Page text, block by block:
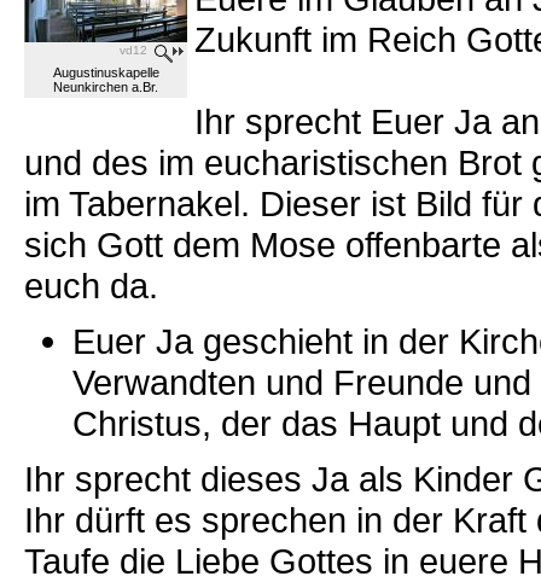
vd12
Augustinuskapelle
Neunkirchen a.Br.
Zukunft im Reich
Ihr sprecht Euer Ja
und des im eucharistischen
im Tabernakel. Dieser ist Bild
sich Gott dem Mose offenbarte
euch da.
Euer Ja geschieht in der
Verwandten und Freunde
Christus, der das Haupt und
Ihr sprecht dieses Ja als Kinder
Ihr dürft es sprechen in der
Taufe die Liebe Gottes in euere